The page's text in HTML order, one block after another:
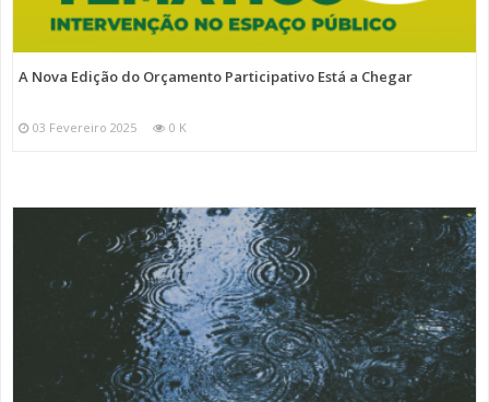
A Nova Edição do Orçamento Participativo Está a Chegar
03 Fevereiro 2025 0 K